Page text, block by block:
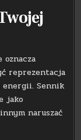
oznacza
reprezentacja
energii. Sennik
jako
naruszać